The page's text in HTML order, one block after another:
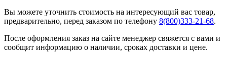
Вы можете уточнить стоимость на интересующий вас товар,
предварительно, перед заказом по телефону 8(800)333-21-68.
После оформления заказ на сайте менеджер свяжется с вами и
сообщит информацию о наличии, сроках доставки и цене.